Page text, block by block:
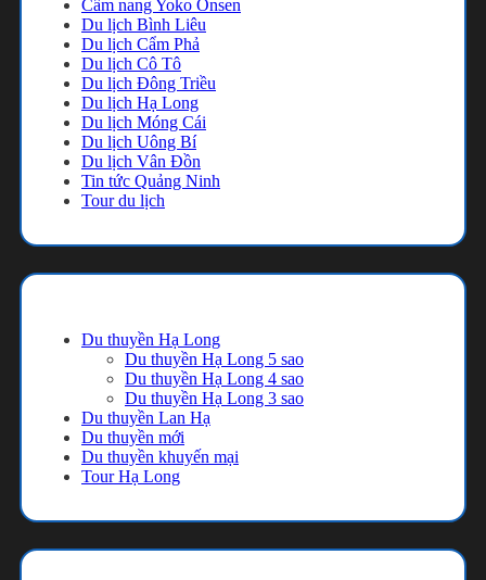
Cẩm nang Yoko Onsen
Du lịch Bình Liêu
Du lịch Cẩm Phả
Du lịch Cô Tô
Du lịch Đông Triều
Du lịch Hạ Long
Du lịch Móng Cái
Du lịch Uông Bí
Du lịch Vân Đồn
Tin tức Quảng Ninh
Tour du lịch
Du thuyền Hạ Long
Du thuyền Hạ Long 5 sao
Du thuyền Hạ Long 4 sao
Du thuyền Hạ Long 3 sao
Du thuyền Lan Hạ
Du thuyền mới
Du thuyền khuyến mại
Tour Hạ Long